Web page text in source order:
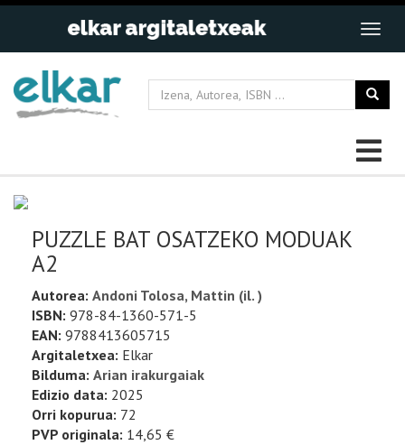
PUZZLE BAT OSATZEKO MODUAK
A2
Autorea: Andoni Tolosa, Mattin (il. )
ISBN: 978-84-1360-571-5
EAN: 9788413605715
Argitaletxea: Elkar
Bilduma: Arian irakurgaiak
Edizio data: 2025
Orri kopurua: 72
PVP originala: 14,65 €